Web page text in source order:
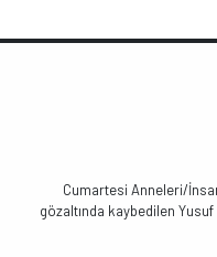
Cumartesi Anneleri/
gözaltında kaybedilen Yusuf